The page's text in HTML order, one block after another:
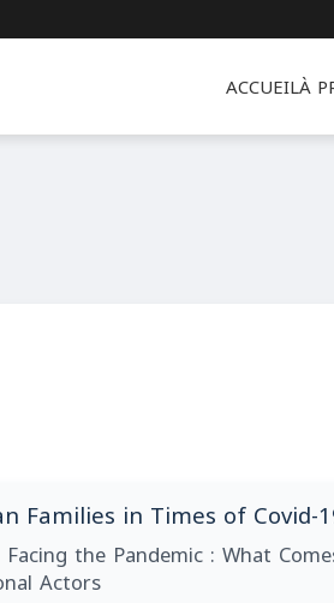
ACCUEILÀ
Families in Times of Covid-
the Pandemic : What
Actors